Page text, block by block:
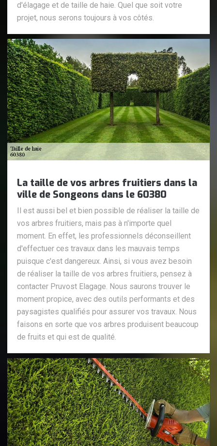
d'élagage et de taille de haie. Quel que soit votre
projet, nous serons toujours à vos côtés.
La taille de vos arbres fruitiers dans la
ville de Songeons dans le 60380
Il est aussi bel et bien possible de réaliser la taille de
vos arbres fruitiers, mais pas à n'importe quel
moment. En effet, les professionnels déconseillent
d'effectuer ces travaux dans les mauvais temps
puisque c'est dangereux. Ainsi, si vous avez besoin
de réaliser la taille de vos arbres fruitiers, pensez à
contacter Pruvost Elagage. Nous saurons trouver le
moment propice, avec des outils performants et des
paysagistes qualifiés pour assurer vos travaux. Nous
faisons en sorte que vos arbres produisent beaucoup
de fruits et qui est de qualité.